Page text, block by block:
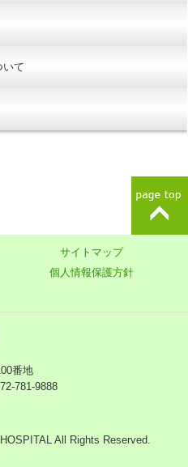
いて
サイトマップ
個人情報保護方針
番地
781-9888
All Rights Reserved.